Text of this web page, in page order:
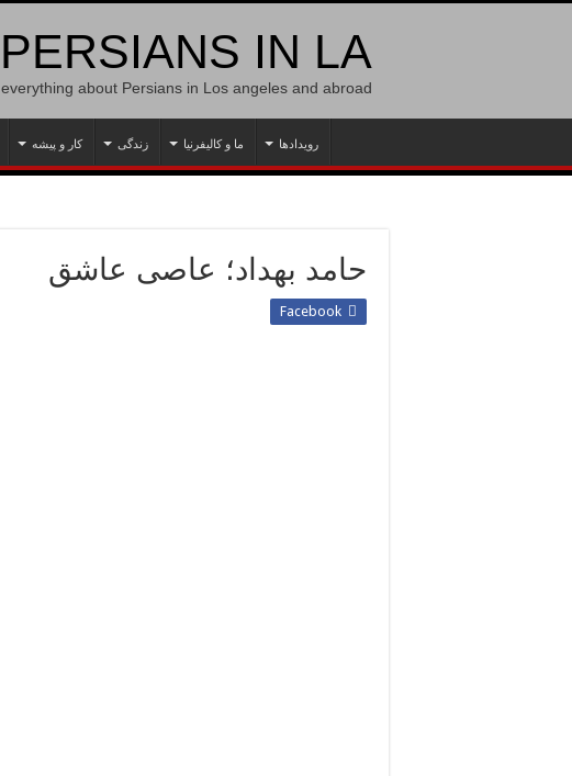
PERSIANS IN LA
everything about Persians in Los angeles and abroad
رویدادها ما و کالیفرنیا زندگی کار و پیشه
حامد بهداد؛ عاصی عاشق
Facebook